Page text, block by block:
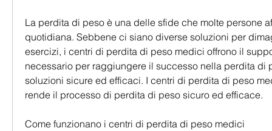
La perdita di peso è una delle sfide che molte persone
quotidiana. Sebbene ci siano diverse soluzioni per
esercizi, i centri di perdita di peso medici offrono il
necessario per raggiungere il successo nella perdita di
soluzioni sicure ed efficaci. I centri di perdita di peso
rende il processo di perdita di peso sicuro ed efficace.
Come funzionano i centri di perdita di peso medici